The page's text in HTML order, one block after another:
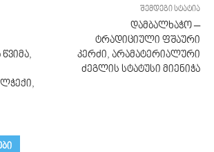
შემდეგი სტატია
დამბალხაჭო –
ტრადიციული ფშაური
კერძი, არამატერიალური
ძეგლის სტატუსი მიენიჭა